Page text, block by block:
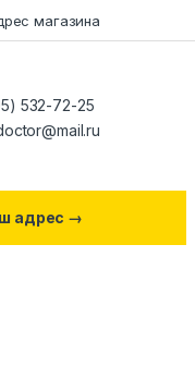
магазина
532-72-25
адрес →